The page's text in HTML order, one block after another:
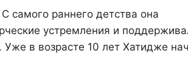
самого раннего детства она
устремления и
Уже в возрасте 10 лет Хатидже